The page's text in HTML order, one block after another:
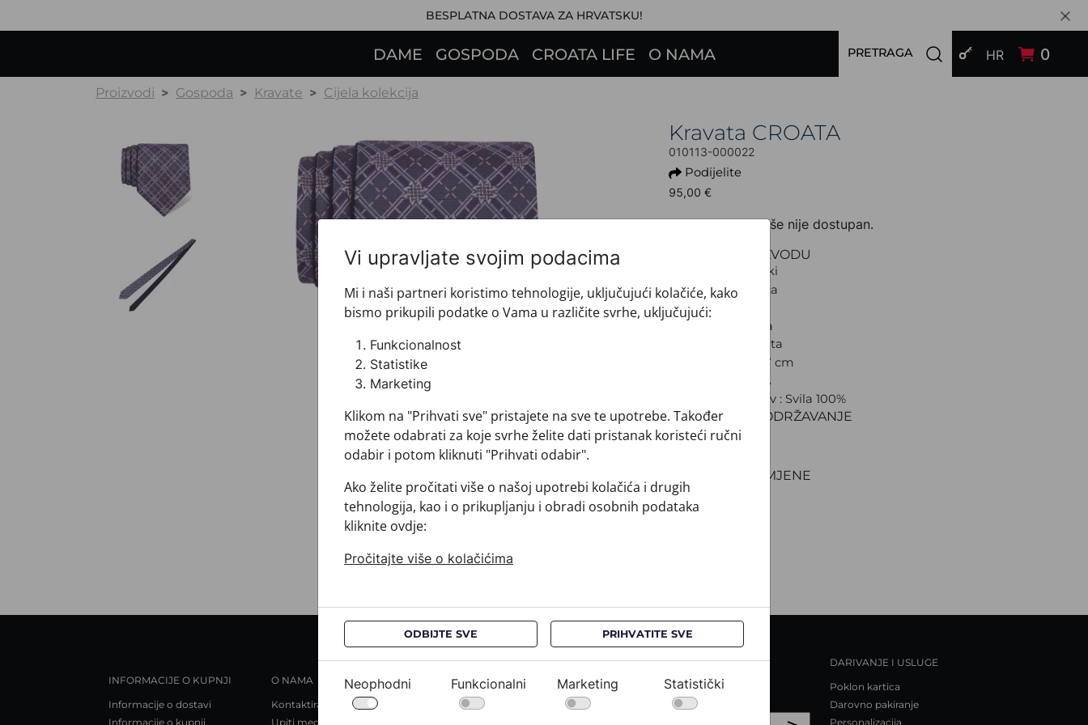
BESPLATNA DOSTAVA ZA HRVATSKU!
DAME GOSPODA CROATA LIFE O NAMA PRIJAVI SE
HR 0
PRETRAGA Open search modal
Proizvodi Gospoda Kravate Cijela kolekcija
Kravata CROATA
010113-000022
Podijelite
95,00 €
Ovaj proizvod više nije dostupan.
+ INFO O PROIZVODU
Dezen: Tematski
Model: S dva lica
Motiv: Pleter
Boja: Ljubičasta
Proizvod: Kravata
Veličina: Uska 7 cm
Brand: CROATA
Sirovinski sastav : Svila 100%
+ MATERIJAL I ODRŽAVANJE
+ DOSTAVA
+ POVRATI I ZAMJENE
INFORMACIJE O KUPNJI
Informacije o dostavi
Informacije o kupnji
O NAMA
Kontaktirajte nas
Upiti medija
Uvjeti kupnje / FAQ
Pravila o privatnosti /
NEWSLETTER
Ostanimo u kontaktu*
DARIVANJE I USLUGE
Poklon kartica
Darovno pakiranje
Personalizacija
Vi upravljate svojim podacima
Mi i naši partneri koristimo tehnologije, uključujući kolačiće, kako
bismo prikupili podatke o Vama u različite svrhe, uključujući:
Funkcionalnost
Statistike
Marketing
Klikom na "Prihvati sve" pristajete na sve te upotrebe. Također
možete odabrati za koje svrhe želite dati pristanak koristeći ručni
odabir i potom kliknuti "Prihvati odabir".
Ako želite pročitati više o našoj upotrebi kolačića i drugih
tehnologija, kao i o prikupljanju i obradi osobnih podataka
kliknite ovdje:
Pročitajte više o kolačićima
ODBIJTE SVE PRIHVATITE SVE
Neophodni Funkcionalni Marketing Statistički